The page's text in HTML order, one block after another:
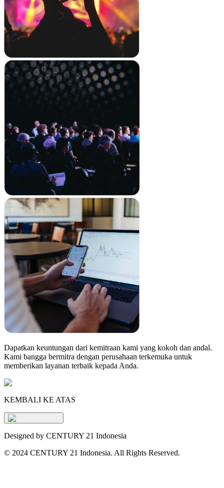
Dapatkan keuntungan dari kemitraan kami yang kokoh dan andal.
Kami bangga bermitra dengan perusahaan terkemuka untuk
memberikan layanan terbaik kepada Anda.
KEMBALI KE ATAS
Designed by CENTURY 21 Indonesia
© 2024 CENTURY 21 Indonesia. All Rights Reserved.